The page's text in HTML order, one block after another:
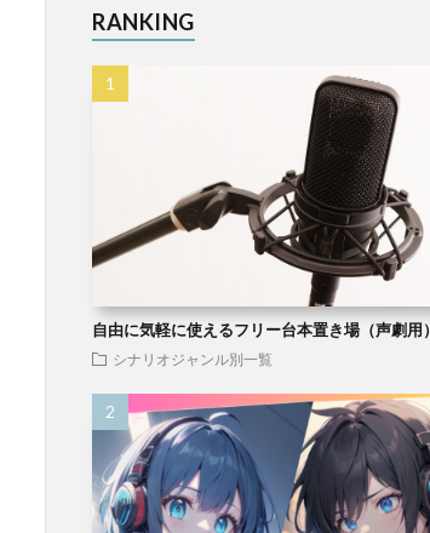
RANKING
自由に気軽に使えるフリー台本置き場（声劇用）
シナリオジャンル別一覧